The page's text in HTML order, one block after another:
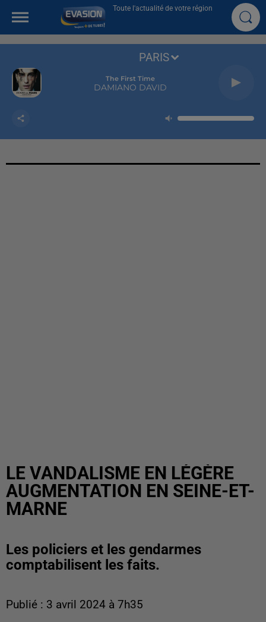
Toute l'actualité de votre région
The First Time
DAMIANO DAVID
PARIS
LE VANDALISME EN LÉGÈRE
AUGMENTATION EN SEINE-ET-
MARNE
Les policiers et les gendarmes
comptabilisent les faits.
Publié : 3 avril 2024 à 7h35